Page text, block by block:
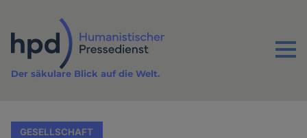
Inhalt
Menu
Der säkulare Blick auf die Welt.
GESELLSCHAFT